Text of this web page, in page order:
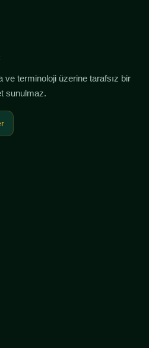
terminoloji üzerine tarafsız bir
sunulmaz.